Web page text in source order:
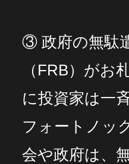
③ 政府の無駄
（FRB）がお
に投資家は一
フォートノッ
会や政府は、